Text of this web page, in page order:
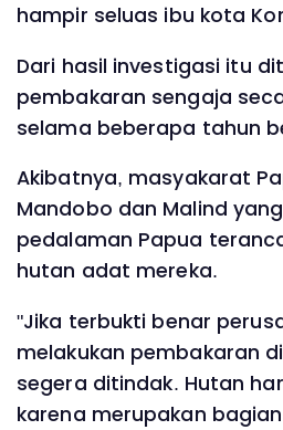
hampir seluas ibu kota
Dari hasil investigasi itu
pembakaran sengaja
selama beberapa tahun
Akibatnya, masyakarat
Mandobo dan Malind
pedalaman Papua
hutan adat mereka.
"Jika terbukti benar
melakukan pembakaran
segera ditindak. Hutan
karena merupakan